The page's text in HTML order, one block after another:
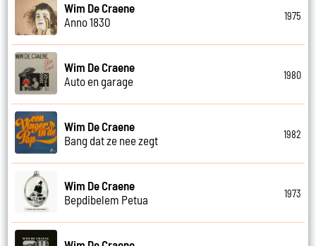
Wim De Craene
Anno 1830
1975
Wim De Craene
Auto en garage
1980
Wim De Craene
Bang dat ze nee zegt
1982
Wim De Craene
Bepdibelem Petua
1973